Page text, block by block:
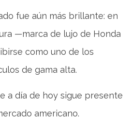
fue aún más brillante: en
—marca de lujo de Honda
como uno de los
de gama alta.
a día de hoy sigue presente
americano.